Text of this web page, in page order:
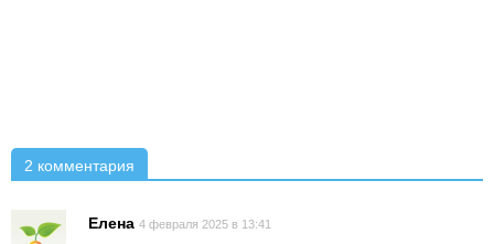
2 комментария
Елена 4 февраля 2025 в 13:41